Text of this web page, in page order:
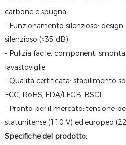
carbone e spugna
- Funzionamento silenzioso:
silenzioso (<35 dB)
- Pulizia facile: componenti
lavastoviglie.
- Qualità certificata: stabilimento
FCC, RoHS, FDA/LFGB, BSCI.
- Pronto per il mercato: tensione
statunitense (110 V) ed europeo
Specifiche del prodotto: